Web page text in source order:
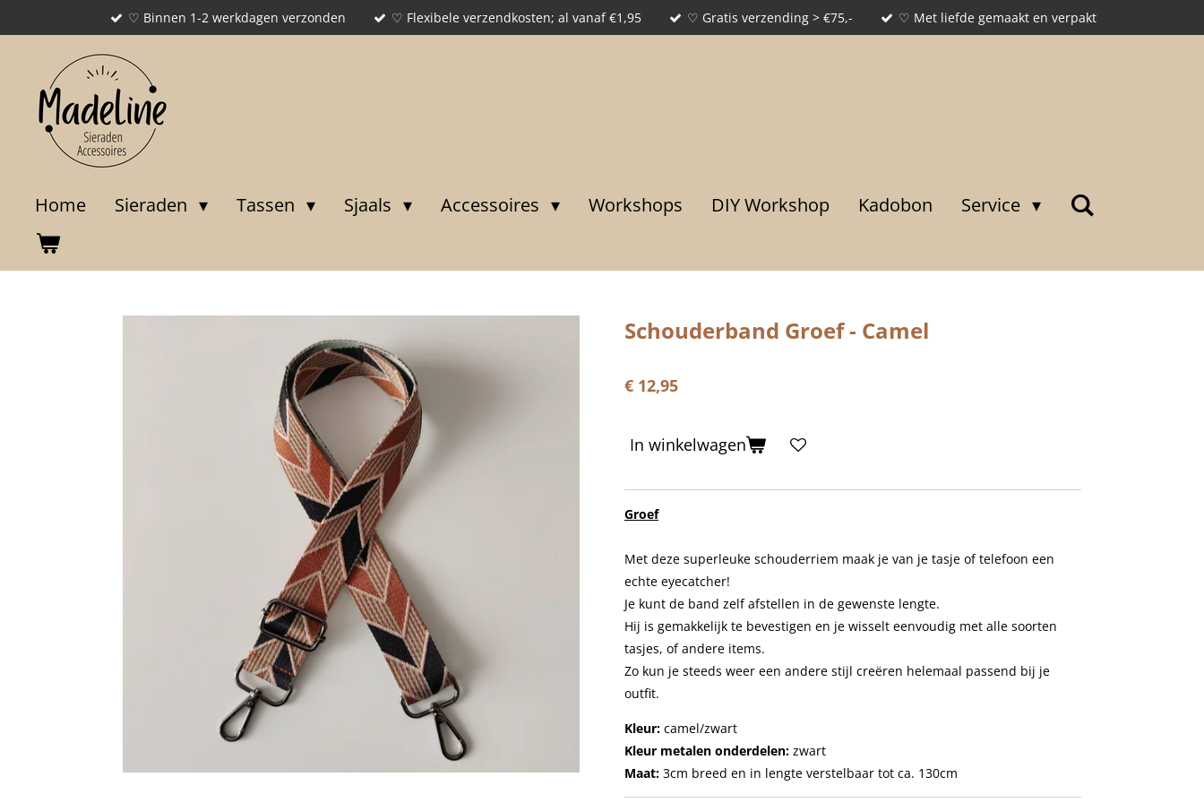
hoofdinhoud
♡ Binnen 1-2 werkdagen verzonden ♡ Flexibele verzendkosten; al vanaf €1,95 ♡ Gratis verzending > €75,- ♡ Met liefde gemaakt en verpakt
Home Sieraden Tassen Sjaals Accessoires Workshops DIY Workshop Kadobon Service
Schouderband Groef - Camel
€ 12,95
In winkelwagen
Groef
Met deze superleuke schouderriem maak je van je tasje of telefoon een
echte eyecatcher!
Je kunt de band zelf afstellen in de gewenste lengte.
Hij is gemakkelijk te bevestigen en je wisselt eenvoudig met alle soorten
tasjes, of andere items.
Zo kun je steeds weer een andere stijl creëren helemaal passend bij je
outfit.
Kleur: camel/zwart
Kleur metalen onderdelen: zwart
Maat: 3cm breed en in lengte verstelbaar tot ca. 130cm